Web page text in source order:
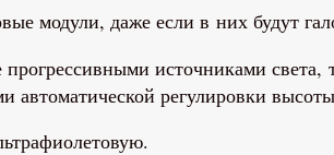
модули, даже если в них будут
источниками света,
регулировки